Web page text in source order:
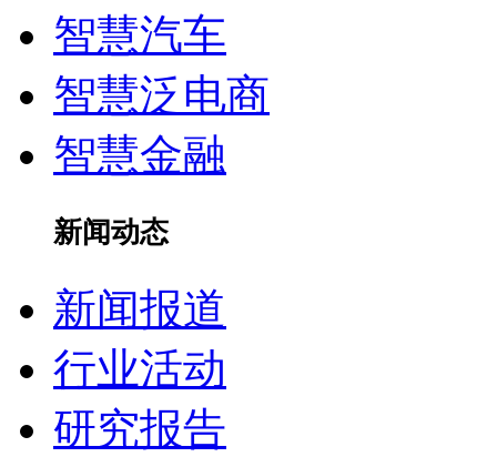
智慧汽车
智慧泛电商
智慧金融
新闻动态
新闻报道
行业活动
研究报告